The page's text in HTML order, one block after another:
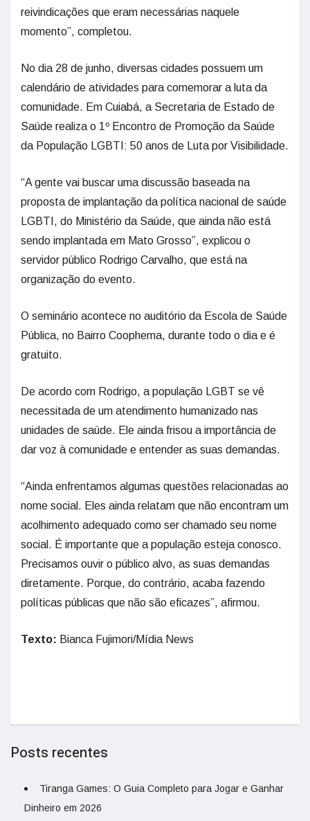
reivindicações que eram necessárias naquele
momento”, completou.
No dia 28 de junho, diversas cidades possuem um
calendário de atividades para comemorar a luta da
comunidade. Em Cuiabá, a Secretaria de Estado de
Saúde realiza o 1º Encontro de Promoção da Saúde
da População LGBTI: 50 anos de Luta por Visibilidade.
“A gente vai buscar uma discussão baseada na
proposta de implantação da política nacional de saúde
LGBTI, do Ministério da Saúde, que ainda não está
sendo implantada em Mato Grosso”, explicou o
servidor público Rodrigo Carvalho, que está na
organização do evento.
O seminário acontece no auditório da Escola de Saúde
Pública, no Bairro Coophema, durante todo o dia e é
gratuito.
De acordo com Rodrigo, a população LGBT se vê
necessitada de um atendimento humanizado nas
unidades de saúde. Ele ainda frisou a importância de
dar voz à comunidade e entender as suas demandas.
“Ainda enfrentamos algumas questões relacionadas ao
nome social. Eles ainda relatam que não encontram um
acolhimento adequado como ser chamado seu nome
social. É importante que a população esteja conosco.
Precisamos ouvir o público alvo, as suas demandas
diretamente. Porque, do contrário, acaba fazendo
políticas públicas que não são eficazes”, afirmou.
Texto: Bianca Fujimori/Mídia News
Posts recentes
Tiranga Games: O Guia Completo para Jogar e Ganhar
Dinheiro em 2026